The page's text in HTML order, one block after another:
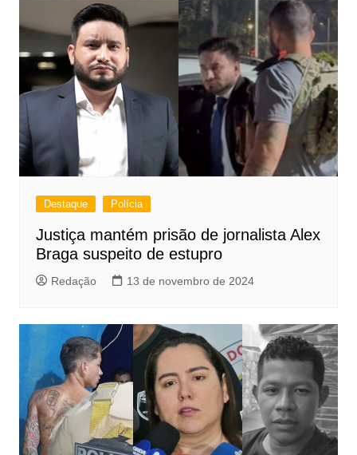
Destaque Polícia
Justiça mantém prisão de jornalista Alex
Braga suspeito de estupro
Redação 13 de novembro de 2024